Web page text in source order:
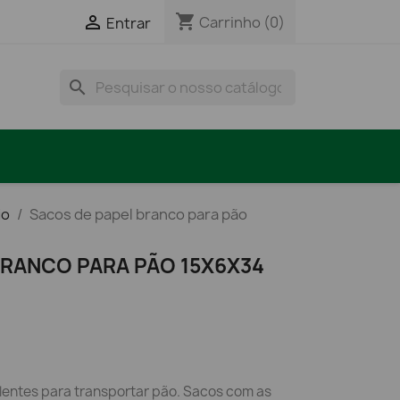
 Entrar shopping_cart Carrinho (0)
search
Sacos de papel branco para pão
PARA PÃO 15X6X34
para transportar pão. Sacos com as